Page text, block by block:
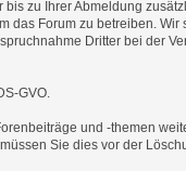
zu Ihrer Abmeldung
das Forum zu betreiben.
Dritter bei der
GVO.
und -themen
Sie dies vor der